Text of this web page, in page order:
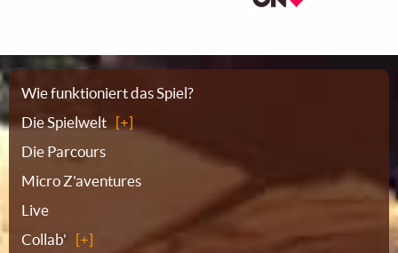
Sitemap
Wie funktioniert das Spiel?
Die Spielwelt
Die Parcours
Micro Z'aventures
Live
Collab'